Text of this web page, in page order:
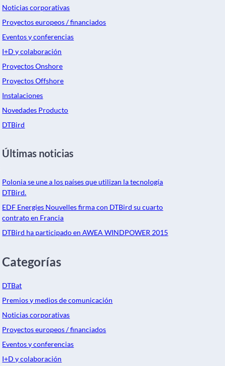
Noticias corporativas
Proyectos europeos / financiados
Eventos y conferencias
I+D y colaboración
Proyectos Onshore
Proyectos Offshore
Instalaciones
Novedades Producto
DTBird
Últimas noticias
Polonia se une a los países que utilizan la tecnología
DTBird.
EDF Energies Nouvelles firma con DTBird su cuarto
contrato en Francia
DTBird ha participado en AWEA WINDPOWER 2015
Categorías
DTBat
Premios y medios de comunicación
Noticias corporativas
Proyectos europeos / financiados
Eventos y conferencias
I+D y colaboración